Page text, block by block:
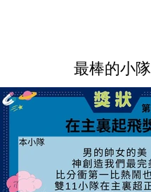
最棒的小隊